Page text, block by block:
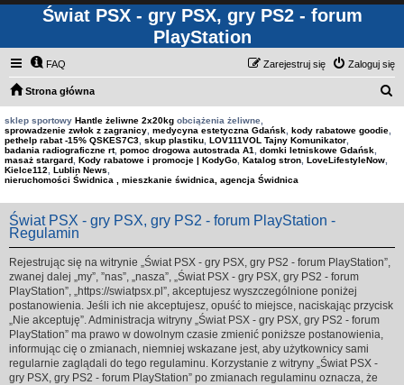
Świat PSX - gry PSX, gry PS2 - forum
PlayStation
FAQ Zaloguj się
Zarejestruj się
Strona główna
sklep sportowy Hantle żeliwne 2x20kg obciążenia żeliwne,
sprowadzenie zwłok z zagranicy medycyna estetyczna Gdańsk kody rabatowe goodie
pethelp rabat -15% QSKES7C3 skup plastiku LOV111VOL Tajny Komunikator
badania radiograficzne rt, pomoc drogowa autostrada A1 domki letniskowe Gdańsk
masaż stargard Kody rabatowe i promocje | KodyGo Katalog stron LoveLifestyleNow
Kielce112
Lublin News
nieruchomości Świdnica , mieszkanie świdnica, agencja Świdnica
Świat PSX - gry PSX, gry PS2 - forum PlayStation -
Regulamin
Rejestrując się na witrynie „Świat PSX - gry PSX, gry PS2 - forum PlayStation”,
zwanej dalej „my”, ”nas”, „nasza”, „Świat PSX - gry PSX, gry PS2 - forum
PlayStation”, „https://swiatpsx.pl”, akceptujesz wyszczególnione poniżej
postanowienia. Jeśli ich nie akceptujesz, opuść to miejsce, naciskając przycisk
„Nie akceptuję”. Administracja witryny „Świat PSX - gry PSX, gry PS2 - forum
PlayStation” ma prawo w dowolnym czasie zmienić poniższe postanowienia,
informując cię o zmianach, niemniej wskazane jest, aby użytkownicy sami
regularnie zaglądali do tego regulaminu. Korzystanie z witryny „Świat PSX -
gry PSX, gry PS2 - forum PlayStation” po zmianach regulaminu oznacza, że